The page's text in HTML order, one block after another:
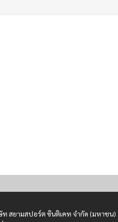
สยามสปอร์ต ซินติเคท จำกัด (มหาชน)